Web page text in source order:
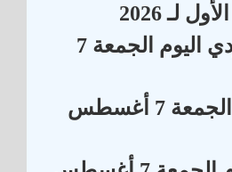
لـ 2026
أسعار الريال السعودي اليوم الجمعة 7
أسعار اللحوم اليوم الجمعة 7 أغسطس